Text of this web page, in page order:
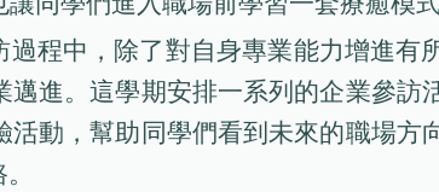
過程中，除了對自身專業能力增進有
進。這學期安排一系列的企業參訪
動，幫助同學們看到未來的職場方